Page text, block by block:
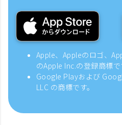
Apple、Appleのロゴ、
のApple Inc.の登録商標で
Google Playおよび
LLC の商標です。